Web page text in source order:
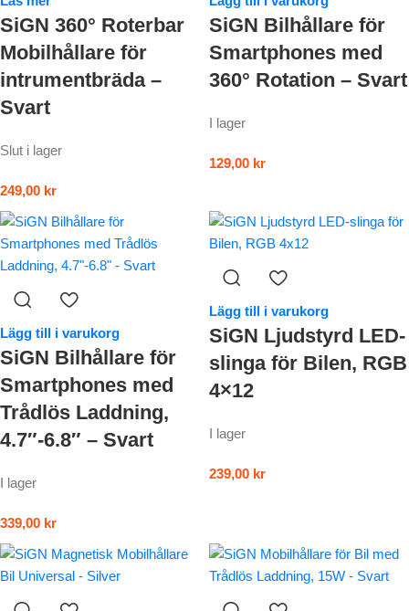
SiGN 360° Roterbar
Mobilhållare för
intrumentbräda –
Svart
Slut i lager
249,00 kr
SiGN Bilhållare för
Smartphones med
360° Rotation – Svart
I lager
129,00 kr
Lägg till i varukorg
SiGN Bilhållare för
Smartphones med
Trådlös Laddning,
4.7″-6.8″ – Svart
I lager
339,00 kr
Lägg till i varukorg
SiGN Ljudstyrd LED-
slinga för Bilen, RGB
4×12
I lager
239,00 kr